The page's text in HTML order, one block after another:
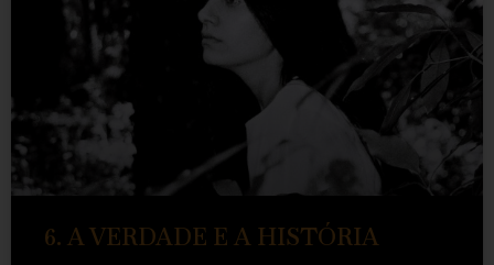
6. A VERDADE E A HISTÓRIA